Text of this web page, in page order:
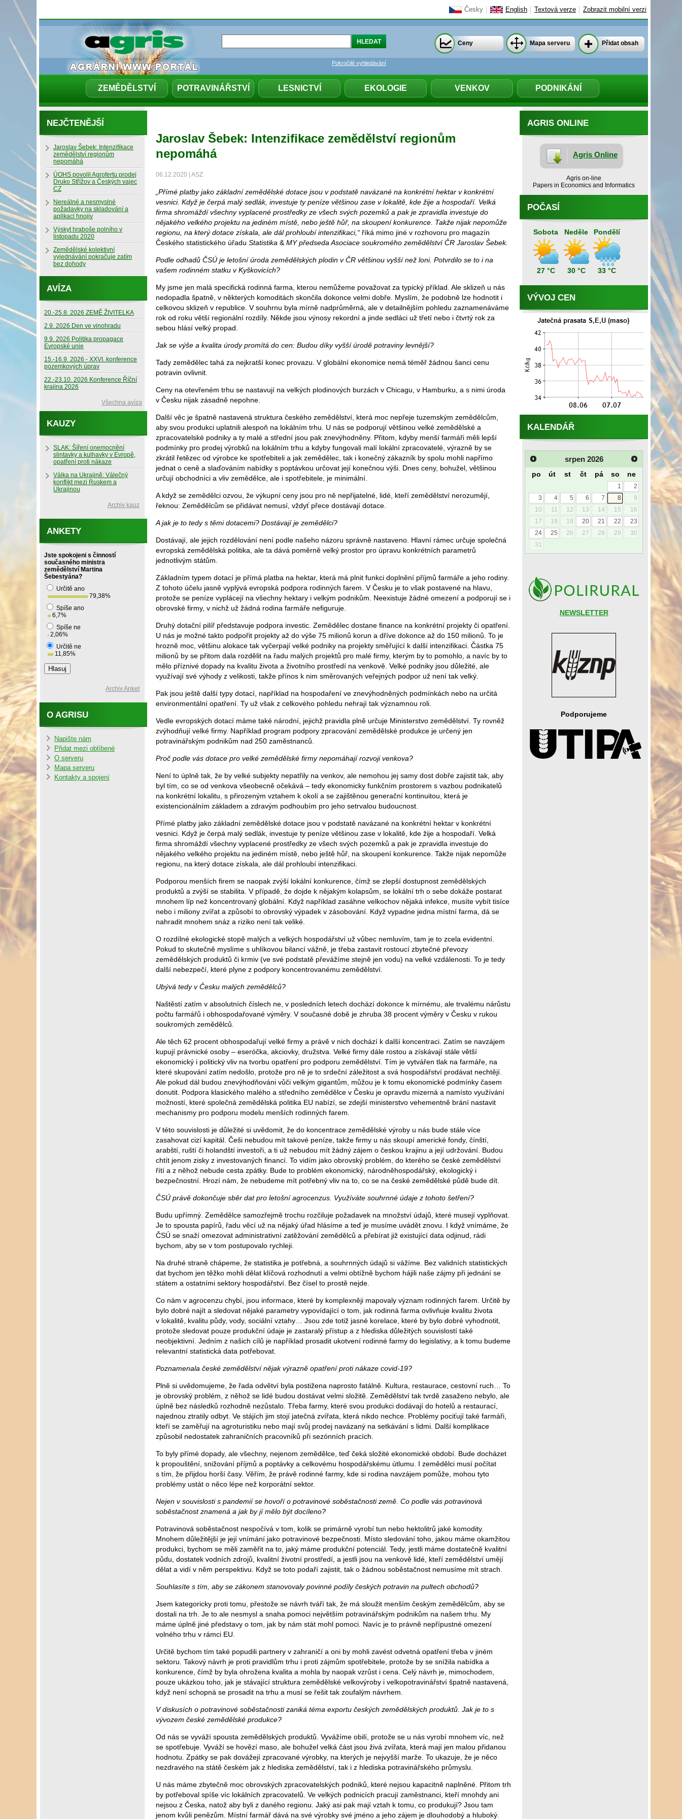
Česky English Textová verze Zobrazit mobilní verzi
ZEMĚDĚLSTVÍ POTRAVINÁŘSTVÍ LESNICTVÍ EKOLOGIE VENKOV PODNIKÁNÍ
Pokročilé vyhledávání
Ceny Mapa serveru Přidat obsah
Jaroslav Šebek: Intenzifikace zemědělství regionům
nepomáhá
06.12.2020 | ASZ
„Přímé platby jako základní zemědělské dotace jsou v podstatě navázané na konkrétní hektar v konkrétní
vesnici. Když je čerpá malý sedlák, investuje ty peníze většinou zase v lokalitě, kde žije a hospodaří. Velká
firma shromáždí všechny vyplacené prostředky ze všech svých pozemků a pak je zpravidla investuje do
nějakého velkého projektu na jediném místě, nebo ještě hůř, na skoupení konkurence. Takže nijak nepomůže
regionu, na který dotace získala, ale dál prohloubí intenzifikaci,“ říká mimo jiné v rozhovoru pro magazín
Českého statistického úřadu Statistika & MY předseda Asociace soukromého zemědělství ČR Jaroslav Šebek.
Podle odhadů ČSÚ je letošní úroda zemědělských plodin v ČR většinou vyšší než loni. Potvrdilo se to i na
vašem rodinném statku v Kyškovicích?
My jsme jen malá specifická rodinná farma, kterou nemůžeme považovat za typický příklad. Ale sklizeň u nás
nedopadla špatně, v některých komoditách skončila dokonce velmi dobře. Myslím, že podobně lze hodnotit i
celkovou sklizeň v republice. V souhrnu byla mírně nadprůměrná, ale v detailnějším pohledu zaznamenáváme
rok od roku větší regionální rozdíly. Někde jsou výnosy rekordní a jinde sedláci už třetí nebo i čtvrtý rok za
sebou hlásí velký propad.
Jak se výše a kvalita úrody promítá do cen: Budou díky vyšší úrodě potraviny levnější?
Tady zemědělec tahá za nejkratší konec provazu. V globální ekonomice nemá téměř žádnou šanci cenu
potravin ovlivnit.
Ceny na otevřeném trhu se nastavují na velkých plodinových burzách v Chicagu, v Hamburku, a s nimi úroda
v Česku nijak zásadně nepohne.
Další věc je špatně nastavená struktura českého zemědělství, která moc nepřeje tuzemským zemědělcům,
aby svou produkci uplatnili alespoň na lokálním trhu. U nás se podporují většinou velké zemědělské a
zpracovatelské podniky a ty malé a střední jsou pak znevýhodněny. Přitom, kdyby menší farmáři měli lepší
podmínky pro prodej výrobků na lokálním trhu a kdyby fungovali malí lokální zpracovatelé, výrazně by se
zkrátil řetězec od výrobce ke spotřebiteli a jak zemědělec, tak i konečný zákazník by spolu mohli napřímo
jednat o ceně a slaďováním nabídky s poptávkou určovat její konečnou výši. Dnes ceny, bohužel, většinou
určují obchodníci a vliv zemědělce, ale i spotřebitele, je minimální.
A když se zemědělci ozvou, že výkupní ceny jsou pro ně nepřijatelné, lidé, kteří zemědělství nerozumějí,
řeknou: Zemědělcům se přidávat nemusí, vždyť přece dostávají dotace.
A jak je to tedy s těmi dotacemi? Dostávají je zemědělci?
Dostávají, ale jejich rozdělování není podle našeho názoru správně nastaveno. Hlavní rámec určuje společná
evropská zemědělská politika, ale ta dává poměrně velký prostor pro úpravu konkrétních parametrů
jednotlivým státům.
Základním typem dotací je přímá platba na hektar, která má plnit funkci doplnění příjmů farmáře a jeho rodiny.
Z tohoto účelu jasně vyplývá evropská podpora rodinných farem. V Česku je to však postavené na hlavu,
protože se peníze vyplácejí na všechny hektary i velkým podnikům. Neexistuje žádné omezení a podporují se i
obrovské firmy, v nichž už žádná rodina farmáře nefiguruje.
Druhý dotační pilíř představuje podpora investic. Zemědělec dostane finance na konkrétní projekty či opatření.
U nás je možné takto podpořit projekty až do výše 75 milionů korun a dříve dokonce až do 150 milionů. To je
hrozně moc, většinu alokace tak vyčerpají velké podniky na projekty směřující k další intenzifikaci. Částka 75
milionů by se přitom dala rozdělit na řadu malých projektů pro malé firmy, kterým by to pomohlo, a navíc by to
mělo příznivé dopady na kvalitu života a životního prostředí na venkově. Velké podniky jsou důležité, ale
využívají své výhody z velikosti, takže přínos k nim směrovaných veřejných podpor už není tak velký.
Pak jsou ještě další typy dotací, například na hospodaření ve znevýhodněných podmínkách nebo na určitá
environmentální opatření. Ty už však z celkového pohledu nehrají tak významnou roli.
Vedle evropských dotací máme také národní, jejichž pravidla plně určuje Ministerstvo zemědělství. Ty rovněž
zvýhodňují velké firmy. Například program podpory zpracování zemědělské produkce je určený jen
potravinářským podnikům nad 250 zaměstnanců.
Proč podle vás dotace pro velké zemědělské firmy nepomáhají rozvoji venkova?
Není to úplně tak, že by velké subjekty nepatřily na venkov, ale nemohou jej samy dost dobře zajistit tak, aby
byl tím, co se od venkova všeobecně očekává – tedy ekonomicky funkčním prostorem s vazbou podnikatelů
na konkrétní lokalitu, s přirozeným vztahem k okolí a se zajištěnou generační kontinuitou, která je
existencionálním základem a zdravým podhoubím pro jeho setrvalou budoucnost.
Přímé platby jako základní zemědělské dotace jsou v podstatě navázané na konkrétní hektar v konkrétní
vesnici. Když je čerpá malý sedlák, investuje ty peníze většinou zase v lokalitě, kde žije a hospodaří. Velká
firma shromáždí všechny vyplacené prostředky ze všech svých pozemků a pak je zpravidla investuje do
nějakého velkého projektu na jediném místě, nebo ještě hůř, na skoupení konkurence. Takže nijak nepomůže
regionu, na který dotace získala, ale dál prohloubí intenzifikaci.
Podporou menších firem se naopak zvýší lokální konkurence, čímž se zlepší dostupnost zemědělských
produktů a zvýší se stabilita. V případě, že dojde k nějakým kolapsům, se lokální trh o sebe dokáže postarat
mnohem líp než koncentrovaný globální. Když například zasáhne velkochov nějaká infekce, musíte vybít tisíce
nebo i miliony zvířat a způsobí to obrovský výpadek v zásobování. Když vypadne jedna místní farma, dá se
nahradit mnohem snáz a riziko není tak veliké.
O rozdílné ekologické stopě malých a velkých hospodářství už vůbec nemluvím, tam je to zcela evidentní.
Pokud to skutečně myslíme s uhlíkovou bilancí vážně, je třeba zastavit rostoucí zbytečné převozy
zemědělských produktů či krmiv (ve své podstatě převážíme stejně jen vodu) na velké vzdálenosti. To je tedy
další nebezpečí, které plyne z podpory koncentrovanému zemědělství.
Ubývá tedy v Česku malých zemědělců?
Naštěstí zatím v absolutních číslech ne, v posledních letech dochází dokonce k mírnému, ale trvalému nárůstu
počtu farmářů i obhospodařované výměry. V současné době je zhruba 38 procent výměry v Česku v rukou
soukromých zemědělců.
Ale těch 62 procent obhospodařují velké firmy a právě v nich dochází k další koncentraci. Zatím se navzájem
kupují právnické osoby – eseróčka, akciovky, družstva. Velké firmy dále rostou a získávají stále větší
ekonomický i politický vliv na tvorbu opatření pro podporu zemědělství. Tím je vytvářen tlak na farmáře, na
které skupování zatím nedošlo, protože pro ně je to srdeční záležitost a svá hospodářství prodávat nechtějí.
Ale pokud dál budou znevýhodňováni vůči velkým gigantům, můžou je k tomu ekonomické podmínky časem
donutit. Podpora klasického malého a středního zemědělce v Česku je opravdu mizerná a namísto využívání
možností, které společná zemědělská politika EU nabízí, se zdejší ministerstvo vehementně brání nastavit
mechanismy pro podporu modelu menších rodinných farem.
V této souvislosti je důležité si uvědomit, že do koncentrace zemědělské výroby u nás bude stále více
zasahovat cizí kapitál. Češi nebudou mít takové peníze, takže firmy u nás skoupí americké fondy, čínští,
arabští, ruští či holandští investoři, a ti už nebudou mít žádný zájem o českou krajinu a její udržování. Budou
chtít jenom zisky z investovaných financí. To vidím jako obrovský problém, do kterého se české zemědělství
řítí a z něhož nebude cesta zpátky. Bude to problém ekonomický, národněhospodářský, ekologický i
bezpečnostní. Hrozí nám, že nebudeme mít potřebný vliv na to, co se na české zemědělské půdě bude dít.
ČSÚ právě dokončuje sběr dat pro letošní agrocenzus. Využíváte souhrnné údaje z tohoto šetření?
Budu upřímný. Zemědělce samozřejmě trochu rozčiluje požadavek na množství údajů, které musejí vyplňovat.
Je to spousta papírů, řadu věcí už na nějaký úřad hlásíme a teď je musíme uvádět znovu. I když vnímáme, že
ČSÚ se snaží omezovat administrativní zatěžování zemědělců a přebírat již existující data odjinud, rádi
bychom, aby se v tom postupovalo rychleji.
Na druhé straně chápeme, že statistika je potřebná, a souhrnných údajů si vážíme. Bez validních statistických
dat bychom jen těžko mohli dělat klíčová rozhodnutí a velmi obtížně bychom hájili naše zájmy při jednání se
státem a ostatními sektory hospodářství. Bez čísel to prostě nejde.
Co nám v agrocenzu chybí, jsou informace, které by komplexněji mapovaly význam rodinných farem. Určitě by
bylo dobré najít a sledovat nějaké parametry vypovídající o tom, jak rodinná farma ovlivňuje kvalitu života
v lokalitě, kvalitu půdy, vody, sociální vztahy… Jsou zde totiž jasné korelace, které by bylo dobré vyhodnotit,
protože sledovat pouze produkční údaje je zastaralý přístup a z hlediska důležitých souvislostí také
neobjektivní. Jedním z našich cílů je například prosadit ukotvení rodinné farmy do legislativy, a k tomu budeme
relevantní statistická data potřebovat.
Poznamenala české zemědělství nějak výrazně opatření proti nákaze covid-19?
Plně si uvědomujeme, že řada odvětví byla postižena naprosto fatálně. Kultura, restaurace, cestovní ruch… To
je obrovský problém, z něhož se lidé budou dostávat velmi složitě. Zemědělství tak tvrdě zasaženo nebylo, ale
úplně bez následků rozhodně nezůstalo. Třeba farmy, které svou produkci dodávají do hotelů a restaurací,
najednou ztratily odbyt. Ve stájích jim stojí jatečná zvířata, která nikdo nechce. Problémy pociťují také farmáři,
kteří se zaměřují na agroturistiku nebo mají svůj prodej navázaný na setkávání s lidmi. Další komplikace
způsobil nedostatek zahraničních pracovníků při sezónních pracích.
To byly přímé dopady, ale všechny, nejenom zemědělce, teď čeká složité ekonomické období. Bude docházet
k propouštění, snižování příjmů a poptávky a celkovému hospodářskému útlumu. I zemědělci musí počítat
s tím, že přijdou horší časy. Věřím, že právě rodinné farmy, kde si rodina navzájem pomůže, mohou tyto
problémy ustát o něco lépe než korporátní sektor.
Nejen v souvislosti s pandemií se hovoří o potravinové soběstačnosti země. Co podle vás potravinová
soběstačnost znamená a jak by jí mělo být docíleno?
Potravinová soběstačnost nespočívá v tom, kolik se primárně vyrobí tun nebo hektolitrů jaké komodity.
Mnohem důležitější je její vnímání jako potravinové bezpečnosti. Místo sledování toho, jakou máme okamžitou
produkci, bychom se měli zaměřit na to, jaký máme produkční potenciál. Tedy, jestli máme dostatečně kvalitní
půdu, dostatek vodních zdrojů, kvalitní životní prostředí, a jestli jsou na venkově lidé, kteří zemědělství umějí
dělat a vidí v něm perspektivu. Když se toto podaří zajistit, tak o žádnou soběstačnost nemusíme mít strach.
Souhlasíte s tím, aby se zákonem stanovovaly povinné podíly českých potravin na pultech obchodů?
Jsem kategoricky proti tomu, přestože se návrh tváří tak, že má sloužit menším českým zemědělcům, aby se
dostali na trh. Je to ale nesmysl a snaha pomoci největším potravinářským podnikům na našem trhu. My
máme úplně jiné představy o tom, jak by nám stát mohl pomoci. Navíc je to právně nepřípustné omezení
volného trhu v rámci EU.
Určitě bychom tím také popudili partnery v zahraničí a oni by mohli zavést odvetná opatření třeba v jiném
sektoru. Takový návrh je proti pravidlům trhu i proti zájmům spotřebitele, protože by se snížila nabídka a
konkurence, čímž by byla ohrožena kvalita a mohla by naopak vzrůst i cena. Celý návrh je, mimochodem,
pouze ukázkou toho, jak je stávající struktura zemědělské velkovýroby i velkopotravinářství špatně nastavená,
když není schopná se prosadit na trhu a musí se řešit tak zoufalým návrhem.
V diskusích o potravinové soběstačnosti zaniká téma exportu českých zemědělských produktů. Jak je to s
vývozem české zemědělské produkce?
Od nás se vyváží spousta zemědělských produktů. Vyvážíme obilí, protože se u nás vyrobí mnohem víc, než
se spotřebuje. Vyváží se hovězí maso, ale bohužel velká část jsou živá zvířata, která mají jen malou přidanou
hodnotu. Zpátky se pak dovážejí zpracované výrobky, na kterých je nejvyšší marže. To ukazuje, že je něco
nezdravého na státě českém jak z hlediska zemědělství, tak i z hlediska potravinářského průmyslu.
U nás máme zbytečně moc obrovských zpracovatelských podniků, které nejsou kapacitně naplněné. Přitom trh
by potřeboval spíše víc lokálních zpracovatelů. Ve velkých podnicích pracují zaměstnanci, kteří mnohdy ani
nejsou z Česka, natož aby byli z daného regionu. Jaký asi pak mají vztah k tomu, co produkují? Jsou tam
jenom kvůli penězům. Místní farmář dává na své výrobky své jméno a jeho zájem je dlouhodobý a hluboký.
AGRIS ONLINE
Agris Online
Agris on-line
Papers in Economics and Informatics
POČASÍ
Sobota
27 °C
Neděle
30 °C
Pondělí
33 °C
VÝVOJ CEN
KALENDÁŘ
srpen 2026
po út st čt pá so ne
1
2
3
4 5 6 7 8
9
10
11 12 13 14 15
16
17
18 19 20 21 22
23
24
25 26 27 28 29
30
31
NEWSLETTER
Podporujeme
NEJČTENĚJŠÍ
Jaroslav Šebek: Intenzifikace
zemědělství regionům
nepomáhá
ÚOHS povolil Agrofertu prodej
Druko Střížov a Českých vajec
CZ
Nereálné a nesmyslné
požadavky na skladování a
aplikaci hnojiv
Výskyt hraboše polního v
listopadu 2020
Zemědělské kolektivní
vyjednávání pokračuje zatím
bez dohody
AVÍZA
20.-25.8. 2026 ZEMĚ ŽIVITELKA
2.9. 2026 Den ve vinohradu
9.9. 2026 Politika propagace
Evropské unie
15.-16.9. 2026 - XXVI. konference
pozemkových úprav
22.-23.10. 2026 Konference Říční
krajina 2026
Všechna avíza
KAUZY
SLAK: Šíření onemocnění
slintavky a kulhavky v Evropě,
opatření proti nákaze
Válka na Ukrajině: Válečný
konflikt mezi Ruskem a
Ukrajinou
Archiv kauz
ANKETY
Jste spokojeni s činností
současného ministra
zemědělství Martina
Šebestyána?
Určitě ano
79,38%
Spíše ano
6,7%
Spíše ne
2,06%
Určitě ne
11,85%
Archiv Anket
O AGRISU
Napište nám
Přidat mezi oblíbené
O serveru
Mapa serveru
Kontakty a spojení